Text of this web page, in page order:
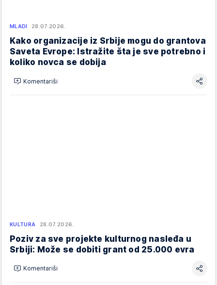
MLADI 28.07.2026.
Kako organizacije iz Srbije mogu do grantova
Saveta Evrope: Istražite šta je sve potrebno i
koliko novca se dobija
Komentariši
KULTURA 28.07.2026.
Poziv za sve projekte kulturnog nasleđa u
Srbiji: Može se dobiti grant od 25.000 evra
Komentariši